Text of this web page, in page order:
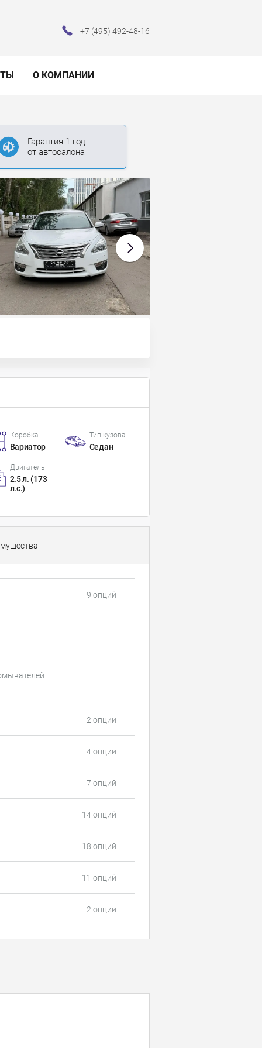
+7 (495) 492-48-16
О КОМПАНИИ
Гарантия 1 год
от автосалона
Коробка
Вариатор
Тип кузова
Седан
Двигатель
2.5 л. (173
л.с.)
9 опций
2 опции
4 опции
7 опций
14 опций
18 опций
11 опций
2 опции